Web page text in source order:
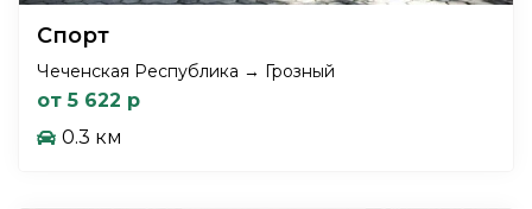
Спорт
Чеченская Республика → Грозный
от 5 622 р
0.3 км